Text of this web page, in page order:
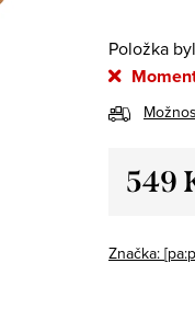
Položka
549
Značka: